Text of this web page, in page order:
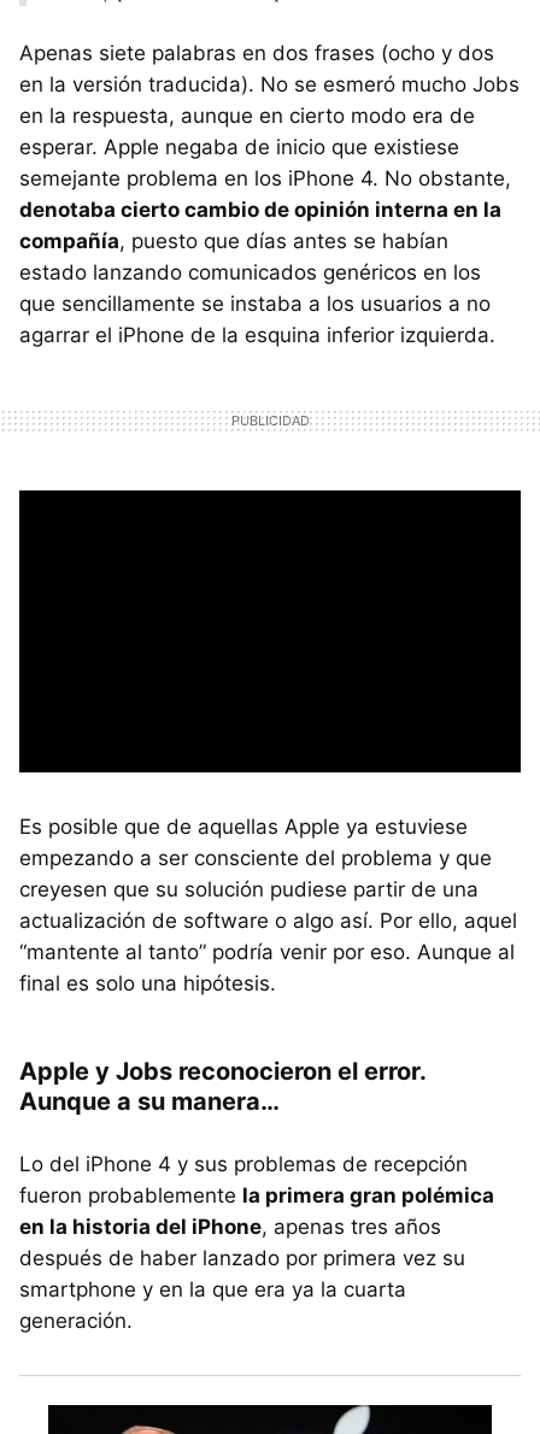
Apenas siete palabras en dos frases (ocho y dos
en la versión traducida). No se esmeró mucho Jobs
en la respuesta, aunque en cierto modo era de
esperar. Apple negaba de inicio que existiese
semejante problema en los iPhone 4. No obstante,
denotaba cierto cambio de opinión interna en la
compañía, puesto que días antes se habían
estado lanzando comunicados genéricos en los
que sencillamente se instaba a los usuarios a no
agarrar el iPhone de la esquina inferior izquierda.
Es posible que de aquellas Apple ya estuviese
empezando a ser consciente del problema y que
creyesen que su solución pudiese partir de una
actualización de software o algo así. Por ello, aquel
“mantente al tanto” podría venir por eso. Aunque al
final es solo una hipótesis.
Apple y Jobs reconocieron el error.
Aunque a su manera…
Lo del iPhone 4 y sus problemas de recepción
fueron probablemente la primera gran polémica
en la historia del iPhone, apenas tres años
después de haber lanzado por primera vez su
smartphone y en la que era ya la cuarta
generación.